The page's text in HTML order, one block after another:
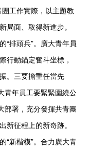
工作實際，以主題教
局面、取得新進步。
“排頭兵”。廣大青年員
行動錨定奮斗坐標，
。三要擔重任當先
青年員工要緊緊圍繞公
部署，充分發揮共青團
新征程上的新奇跡。
“新楷模”。合力廣大青